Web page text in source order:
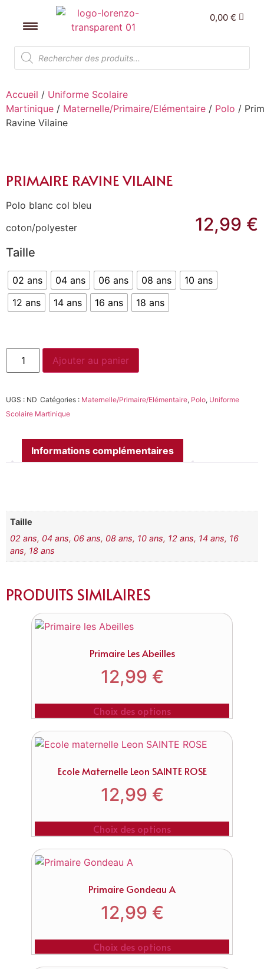
0,00 €
Accueil / Uniforme Scolaire
Martinique / Maternelle/Primaire/Elémentaire / Polo /
Ravine Vilaine
PRIMAIRE RAVINE VILAINE
12,99 €
Polo blanc col bleu
coton/polyester
Taille
02 ans 04 ans 06 ans 08 ans
10 ans
12 ans
14 ans 16 ans 18 ans
Ajouter au panier
UGS : ND Catégories : Maternelle/Primaire/Elémentaire, Polo, Uniforme
Scolaire Martinique
Informations complémentaires
Taille
02 ans, 04 ans, 06 ans, 08 ans, 10 ans, 12 ans, 14 ans, 16
ans, 18 ans
PRODUITS SIMILAIRES
Primaire Les Abeilles
12,99 €
Choix des options
Ecole Maternelle Leon SAINTE ROSE
12,99 €
Choix des options
Primaire Gondeau A
12,99 €
Choix des options